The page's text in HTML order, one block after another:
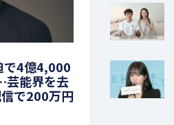
で4億4,000
芸能界を去
で200万円